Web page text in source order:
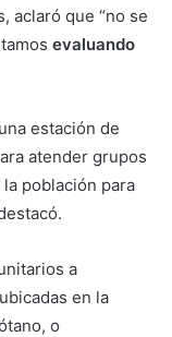
aclaró que “no se
evaluando
estación de
atender grupos
población para
a
en la
o